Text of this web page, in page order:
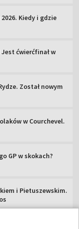
Kiedy i gdzie
ćwierćfinał w
Został nowym
w Courchevel.
GP w skokach?
i Pietuszewskim.